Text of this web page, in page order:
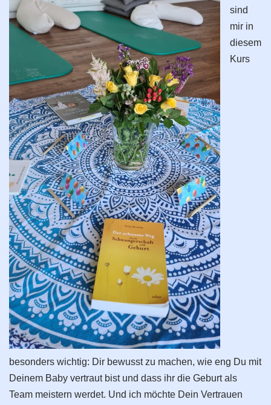
sind
mir in
diesem
Kurs
besonders wichtig: Dir bewusst zu machen, wie eng Du mit
Deinem Baby vertraut bist und dass ihr die Geburt als
Team meistern werdet. Und ich möchte Dein Vertrauen